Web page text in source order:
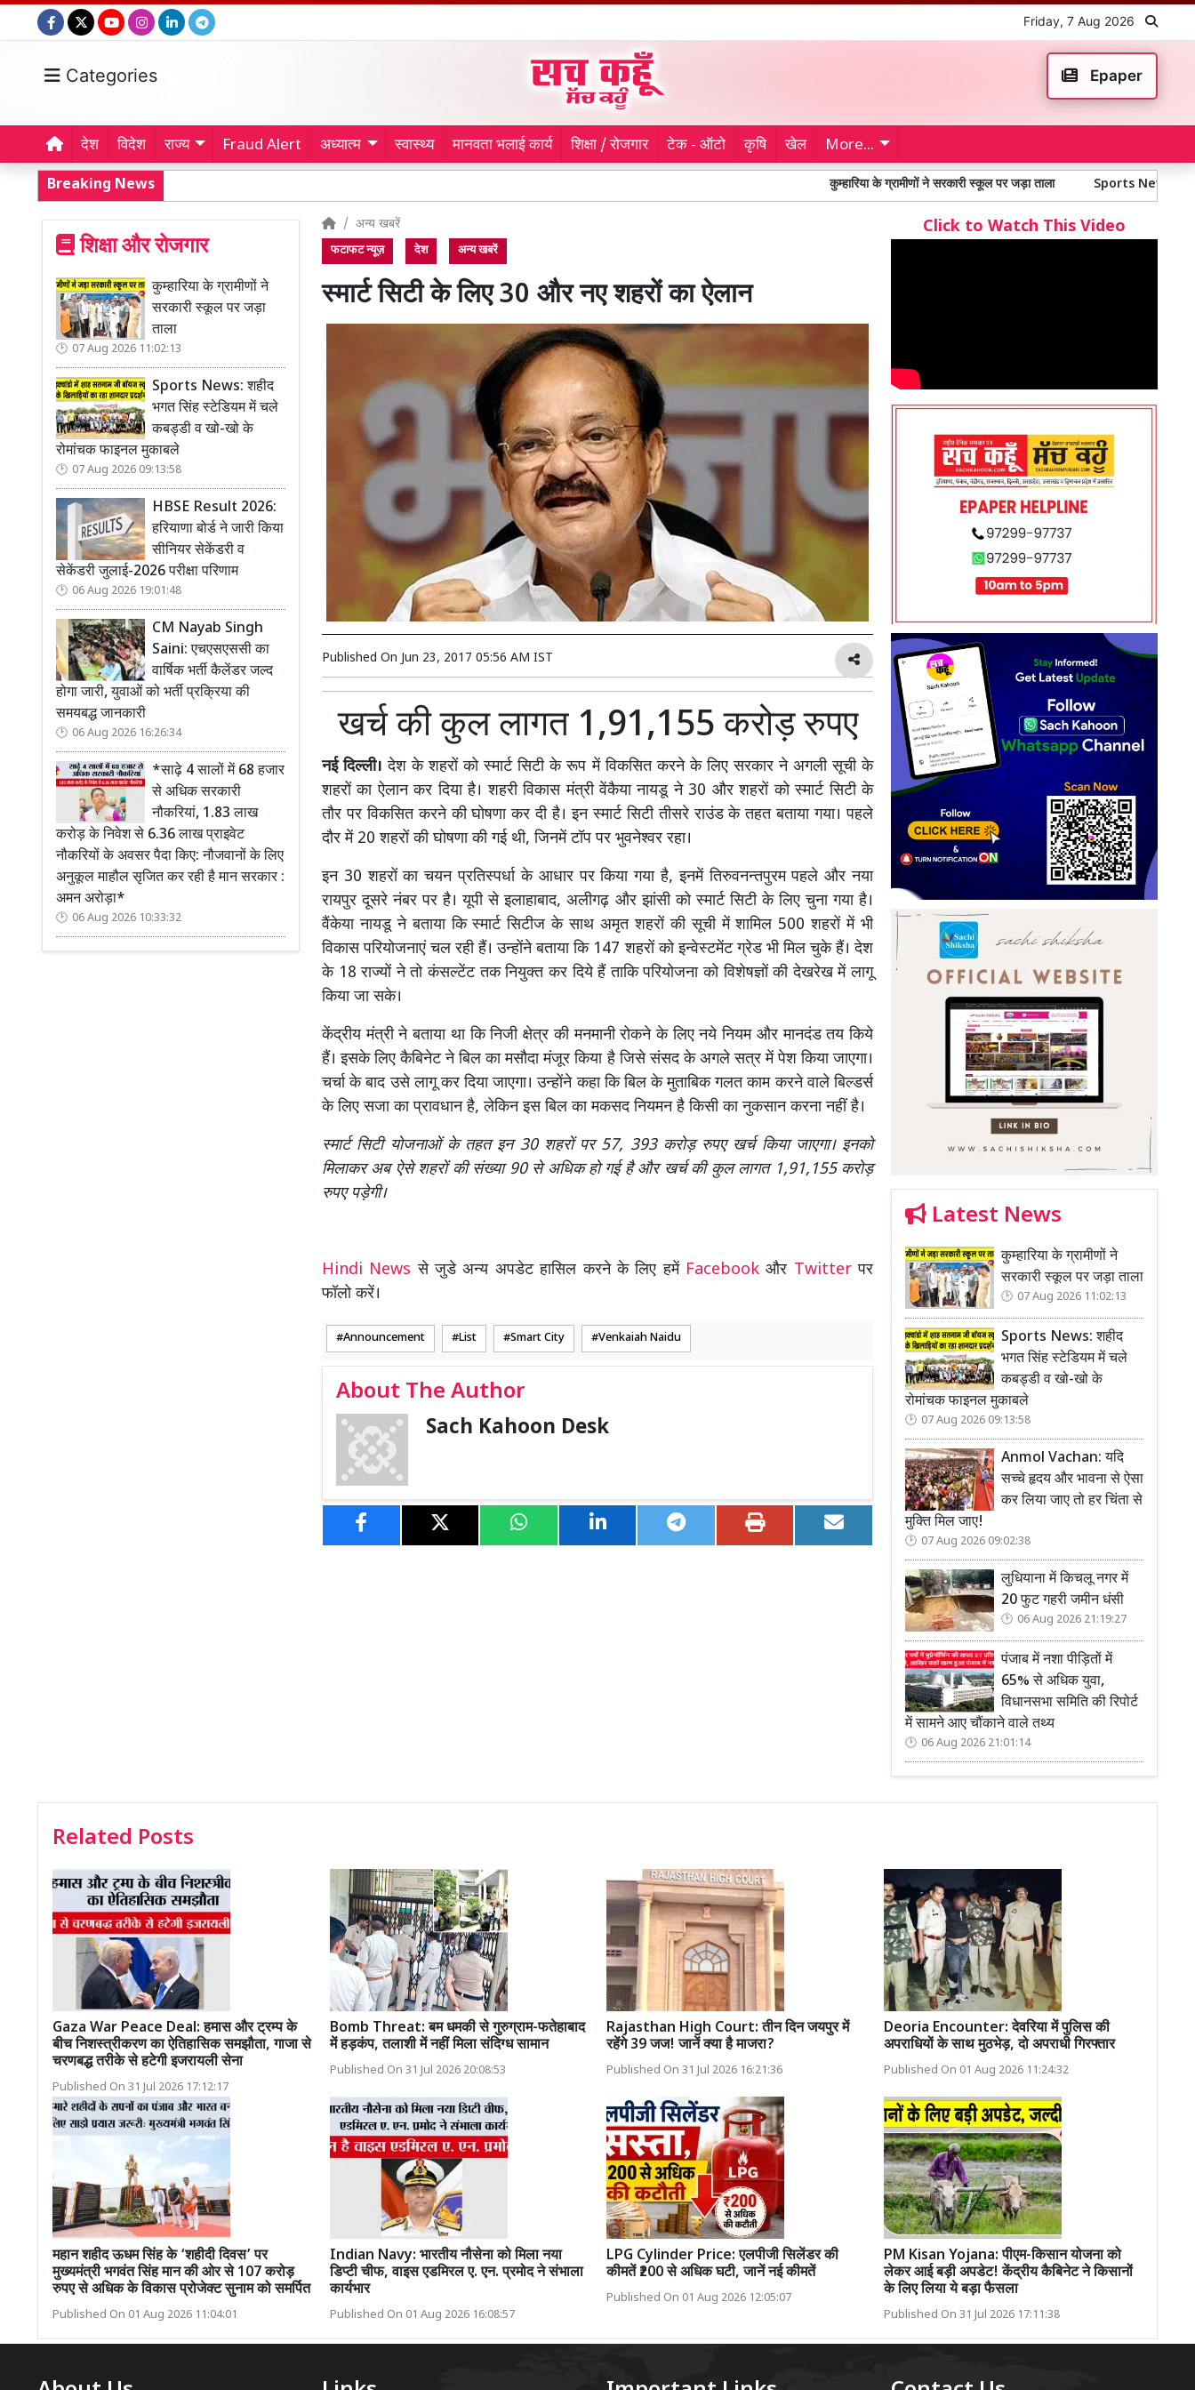
Friday, 7 Aug 2026
Categories Epaper
देश विदेश राज्य Fraud Alert अध्यात्म स्वास्थ्य मानवता भलाई कार्य शिक्षा / रोजगार टेक - ऑटो कृषि खेल More...
Breaking News कुम्हारिया के ग्रामीणों ने सरकारी स्कूल पर जड़ा ताला Sports News: शहीद भगत सिंह
शिक्षा और रोजगार
कुम्हारिया के ग्रामीणों ने
सरकारी स्कूल पर जड़ा
ताला
07 Aug 2026 11:02:13
Sports News: शहीद
भगत सिंह स्टेडियम में चले
कबड्डी व खो-खो के
रोमांचक फाइनल मुकाबले
07 Aug 2026 09:13:58
HBSE Result 2026:
हरियाणा बोर्ड ने जारी किया
सीनियर सेकेंडरी व
सेकेंडरी जुलाई-2026 परीक्षा परिणाम
06 Aug 2026 19:01:48
CM Nayab Singh
Saini: एचएसएससी का
वार्षिक भर्ती कैलेंडर जल्द
होगा जारी, युवाओं को भर्ती प्रक्रिया की
समयबद्ध जानकारी
06 Aug 2026 16:26:34
*साढ़े 4 सालों में 68 हजार
से अधिक सरकारी
नौकरियां, 1.83 लाख
करोड़ के निवेश से 6.36 लाख प्राइवेट
नौकरियों के अवसर पैदा किए: नौजवानों के लिए
अनुकूल माहौल सृजित कर रही है मान सरकार :
अमन अरोड़ा*
06 Aug 2026 10:33:32
अन्य खबरें
फटाफट न्यूज़ देश अन्य खबरें
स्मार्ट सिटी के लिए 30 और नए शहरों का ऐलान
Published On Jun 23, 2017 05:56 AM IST
खर्च की कुल लागत 1,91,155 करोड़ रुपए
नई दिल्ली। देश के शहरों को स्मार्ट सिटी के रूप में विकसित करने के लिए सरकार ने अगली सूची के
शहरों का ऐलान कर दिया है। शहरी विकास मंत्री वेंकैया नायडू ने 30 और शहरों को स्मार्ट सिटी के
तौर पर विकसित करने की घोषणा कर दी है। इन स्मार्ट सिटी तीसरे राउंड के तहत बताया गया। पहले
दौर में 20 शहरों की घोषणा की गई थी, जिनमें टॉप पर भुवनेश्वर रहा।
इन 30 शहरों का चयन प्रतिस्पर्धा के आधार पर किया गया है, इनमें तिरुवनन्तपुरम पहले और नया
रायपुर दूसरे नंबर पर है। यूपी से इलाहाबाद, अलीगढ़ और झांसी को स्मार्ट सिटी के लिए चुना गया है।
वैंकेया नायडू ने बताया कि स्मार्ट सिटीज के साथ अमृत शहरों की सूची में शामिल 500 शहरों में भी
विकास परियोजनाएं चल रही हैं। उन्होंने बताया कि 147 शहरों को इन्वेस्टमेंट ग्रेड भी मिल चुके हैं। देश
के 18 राज्यों ने तो कंसल्टेंट तक नियुक्त कर दिये हैं ताकि परियोजना को विशेषज्ञों की देखरेख में लागू
किया जा सके।
केंद्रीय मंत्री ने बताया था कि निजी क्षेत्र की मनमानी रोकने के लिए नये नियम और मानदंड तय किये
हैं। इसके लिए कैबिनेट ने बिल का मसौदा मंजूर किया है जिसे संसद के अगले सत्र में पेश किया जाएगा।
चर्चा के बाद उसे लागू कर दिया जाएगा। उन्होंने कहा कि बिल के मुताबिक गलत काम करने वाले बिल्डर्स
के लिए सजा का प्रावधान है, लेकिन इस बिल का मकसद नियमन है किसी का नुकसान करना नहीं है।
स्मार्ट सिटी योजनाओं के तहत इन 30 शहरों पर 57, 393 करोड़ रुपए खर्च किया जाएगा। इनको
मिलाकर अब ऐसे शहरों की संख्या 90 से अधिक हो गई है और खर्च की कुल लागत 1,91,155 करोड़
रुपए पड़ेगी।
Hindi Newsसे जुडे अन्य अपडेट हासिल करने के लिए हमें Facebookऔर Twitterपर
फॉलो करें।
Announcement List Smart City Venkaiah Naidu
About The Author
Sach Kahoon Desk
Click to Watch This Video
Latest News
कुम्हारिया के ग्रामीणों ने
सरकारी स्कूल पर जड़ा ताला
07 Aug 2026 11:02:13
Sports News: शहीद
भगत सिंह स्टेडियम में चले
कबड्डी व खो-खो के
रोमांचक फाइनल मुकाबले
07 Aug 2026 09:13:58
Anmol Vachan: यदि
सच्चे हृदय और भावना से ऐसा
कर लिया जाए तो हर चिंता से
मुक्ति मिल जाए!
07 Aug 2026 09:02:38
लुधियाना में किचलू नगर में
20 फुट गहरी जमीन धंसी
06 Aug 2026 21:19:27
पंजाब में नशा पीड़ितों में
65% से अधिक युवा,
विधानसभा समिति की रिपोर्ट
में सामने आए चौंकाने वाले तथ्य
06 Aug 2026 21:01:14
Related Posts
Gaza War Peace Deal: हमास और ट्रम्प के
बीच निशस्त्रीकरण का ऐतिहासिक समझौता, गाजा से
चरणबद्ध तरीके से हटेगी इजरायली सेना
Published On 31 Jul 2026 17:12:17
Bomb Threat: बम धमकी से गुरुग्राम-फतेहाबाद
में हड़कंप, तलाशी में नहीं मिला संदिग्ध सामान
Published On 31 Jul 2026 20:08:53
Rajasthan High Court: तीन दिन जयपुर में
रहेंगे 39 जज! जानें क्या है माजरा?
Published On 31 Jul 2026 16:21:36
Deoria Encounter: देवरिया में पुलिस की
अपराधियों के साथ मुठभेड़, दो अपराधी गिरफ्तार
Published On 01 Aug 2026 11:24:32
महान शहीद ऊधम सिंह के ‘शहीदी दिवस’ पर
मुख्यमंत्री भगवंत सिंह मान की ओर से 107 करोड़
रुपए से अधिक के विकास प्रोजेक्ट सुनाम को समर्पित
Published On 01 Aug 2026 11:04:01
Indian Navy: भारतीय नौसेना को मिला नया
डिप्टी चीफ, वाइस एडमिरल ए. एन. प्रमोद ने संभाला
कार्यभार
Published On 01 Aug 2026 16:08:57
LPG Cylinder Price: एलपीजी सिलेंडर की
कीमतें ₹200 से अधिक घटी, जानें नई कीमतें
Published On 01 Aug 2026 12:05:07
PM Kisan Yojana: पीएम-किसान योजना को
लेकर आई बड़ी अपडेट! केंद्रीय कैबिनेट ने किसानों
के लिए लिया ये बड़ा फैसला
Published On 31 Jul 2026 17:11:38